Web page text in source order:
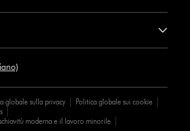
globale sulla privacy
Politica globale sui cookie
moderna e il lavoro minorile